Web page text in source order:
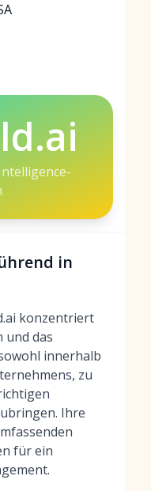
in
konzentriert
und das
innerhalb
zu
Ihre
für ein